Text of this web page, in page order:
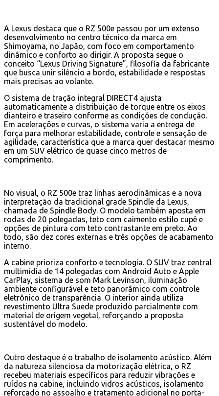
A Lexus destaca que o RZ 500e passou por um extenso
desenvolvimento no centro técnico da marca em
Shimoyama, no Japão, com foco em comportamento
dinâmico e conforto ao dirigir. A proposta segue o
conceito “Lexus Driving Signature”, filosofia da fabricante
que busca unir silêncio a bordo, estabilidade e respostas
mais precisas ao volante.
O sistema de tração integral DIRECT4 ajusta
automaticamente a distribuição de torque entre os eixos
dianteiro e traseiro conforme as condições de condução.
Em acelerações e curvas, o sistema varia a entrega de
força para melhorar estabilidade, controle e sensação de
agilidade, característica que a marca quer destacar mesmo
em um SUV elétrico de quase cinco metros de
comprimento.
No visual, o RZ 500e traz linhas aerodinâmicas e a nova
interpretação da tradicional grade Spindle da Lexus,
chamada de Spindle Body. O modelo também aposta em
rodas de 20 polegadas, teto com caimento estilo cupê e
opções de pintura com teto contrastante em preto. Ao
todo, são dez cores externas e três opções de acabamento
interno.
A cabine prioriza conforto e tecnologia. O SUV traz central
multimídia de 14 polegadas com Android Auto e Apple
CarPlay, sistema de som Mark Levinson, iluminação
ambiente configurável e teto panorâmico com controle
eletrônico de transparência. O interior ainda utiliza
revestimento Ultra Suede produzido parcialmente com
material de origem vegetal, reforçando a proposta
sustentável do modelo.
Outro destaque é o trabalho de isolamento acústico. Além
da natureza silenciosa da motorização elétrica, o RZ
recebeu materiais específicos para reduzir vibrações e
ruídos na cabine, incluindo vidros acústicos, isolamento
reforçado no assoalho e tratamento adicional no porta-